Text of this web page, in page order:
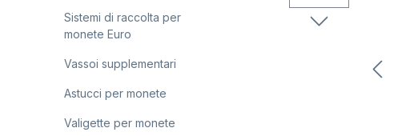
Sistemi di raccolta per
monete Euro
Vassoi supplementari
Astucci per monete
Valigette per monete